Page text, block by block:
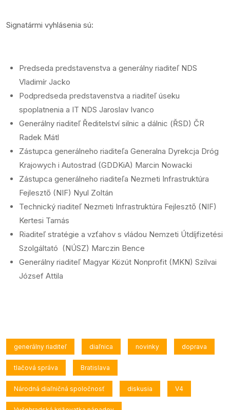
Signatármi vyhlásenia sú:
Predseda predstavenstva a generálny riaditeľ NDS
Vladimír Jacko
Podpredseda predstavenstva a riaditeľ úseku
spoplatnenia a IT NDS Jaroslav Ivanco
Generálny riaditeľ Ředitelství silnic a dálnic (ŘSD) ČR
Radek Mátl
Zástupca generálneho riaditeľa Generalna Dyrekcja Dróg
Krajowych i Autostrad (GDDKiA) Marcin Nowacki
Zástupca generálneho riaditeľa Nezmeti Infrastruktúra
Fejlesztő (NIF) Nyul Zoltán
Technický riaditeľ Nezmeti Infrastruktúra Fejlesztő (NIF)
Kertesi Tamás
Riaditeľ stratégie a vzťahov s vládou Nemzeti Útdíjfizetési
Szolgáltató (NÚSZ) Marczin Bence
Generálny riaditeľ Magyar Közút Nonprofit (MKN) Szilvai
József Attila
generálny riaditeľ diaľnica novinky doprava
tlačová správa Bratislava
Národná diaľničná spoločnosť diskusia V4